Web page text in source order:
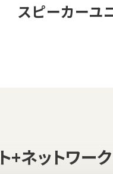
スピーカーユ
+ネットワー